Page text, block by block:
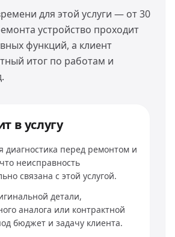
для этой услуги — от 30
устройство проходит
функций, а клиент
итог по работам и
в услугу
диагностика перед ремонтом и
неисправность
связана с этой услугой.
детали,
аналога или контрактной
бюджет и задачу клиента.